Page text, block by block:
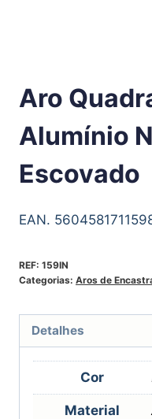
Aro
Alumínio
Escovado
EAN.
REF: 159IN
Categorias: Aros de
Detalhes
Cor
Material